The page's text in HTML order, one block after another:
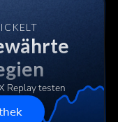
Replay testen